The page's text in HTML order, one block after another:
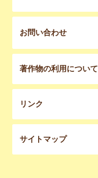
お問い合わせ
著作物の利用について
リンク
サイトマップ